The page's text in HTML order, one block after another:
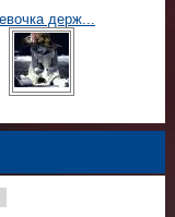
держ...